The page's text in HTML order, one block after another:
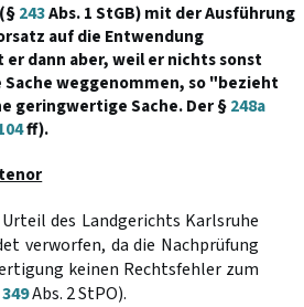
243Abs. 1 StGB) mit der Ausführung
auf die Entwendung
dann aber, weil er nichts sonst
weggenommen, so "bezieht
geringwertige Sache. Der §248a
ff).
des Landgerichts Karlsruhe
verworfen, da die Nachprüfung
keinen Rechtsfehler zum
349Abs. 2 StPO).